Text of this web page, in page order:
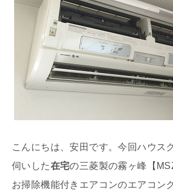
こんにちは、安田です。今回ハウス
伺いした在宅の三菱製の霧ヶ峰【
お掃除機能付きエアコンのエアコン